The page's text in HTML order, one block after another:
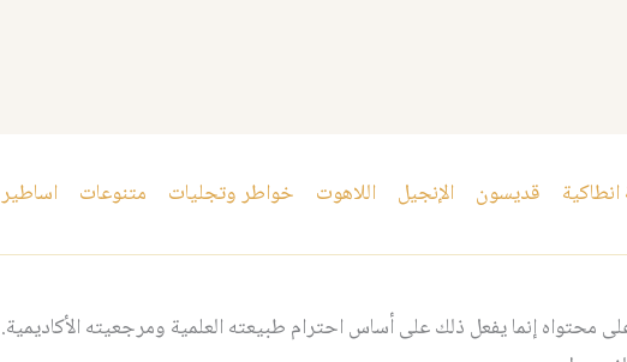
قديسون الإنجيل اللاهوت خواطر وتجليات متنوعات اساطير
إنما يفعل ذلك على أساس احترام طبيعته العلمية ومرجعيته الأكاديمية.